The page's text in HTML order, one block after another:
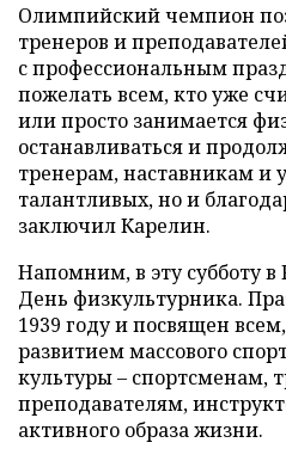
Олимпийский чемпион
тренеров и
с профессиональным
пожелать всем, кто уже
или просто занимается
останавливаться и
тренерам, наставникам и
талантливых, но и
заключил Карелин.
Напомним, в эту субботу в
День физкультурника.
1939 году и посвящен
развитием массового
культуры – спортсменам,
преподавателям,
активного образа жизни.